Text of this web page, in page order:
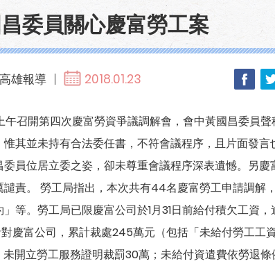
委員關心慶富勞工案
雄報導 2018.01.23
召開第四次慶富勞資爭議調解會，會中黃國昌委員
其並未持有合法委任書，不符會議程序，且片面發言
員位居立委之姿，卻未尊重會議程序深表遺憾。另慶
譴責。 勞工局指出，本次共有44名慶富勞工申請調解
等。勞工局已限慶富公司於1月31日前給付積欠工資，
慶富公司，累計裁處245萬元（包括「未給付勞工工
開立勞工服務證明裁罰30萬；未給付資遣費依勞退